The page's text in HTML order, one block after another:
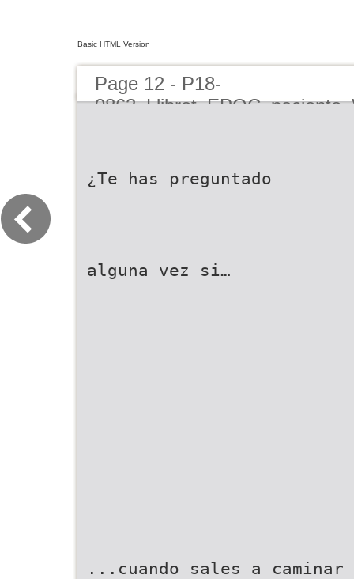
Basic HTML Version
Page 12 - P18-
¿Te has preguntado
alguna vez si…
...cuando sales a caminar